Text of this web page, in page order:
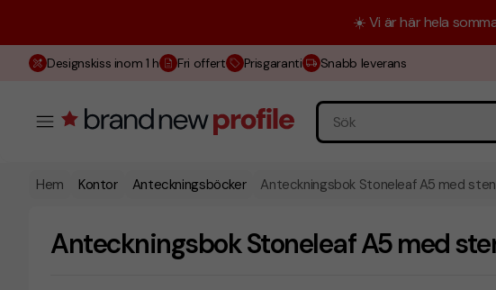
☀️ Vi är här hela
Designskiss inom 1 h Fri offert Prisgaranti Snabb leverans
Hem Kontor Anteckningsböcker Anteckningsbok Stoneleaf A5 med
Anteckningsbok Stoneleaf A5 med